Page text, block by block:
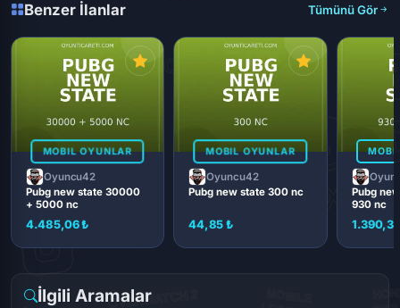
Benzer İlanlar Tümünü Gör
MOBIL OYUNLAR
Oyuncu42
Pubg new state 30000
+ 5000 nc
4.485,06 ₺
MOBIL OYUNLAR
Oyuncu42
Pubg new state 300 nc
44,85 ₺
Pubg
930 nc
İlgili Aramalar